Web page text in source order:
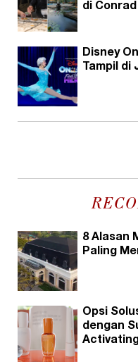
di
Disney
Tampil di
8 Alasan
Paling
Opsi
dengan